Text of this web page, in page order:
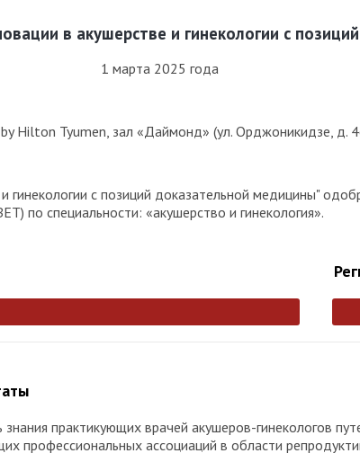
в акушерстве и гинекологии с
1 марта 2025 года
Hilton Tyumen, зал «Даймонд» (ул. Орджоникидзе, д.
с позиций доказательной медицины"
по специальности: «акушерство и гинекология».
практикующих врачей акушеров-гинекологов
профессиональных ассоциаций в области